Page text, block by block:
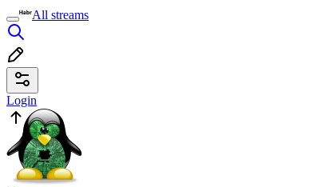
All streams
Login